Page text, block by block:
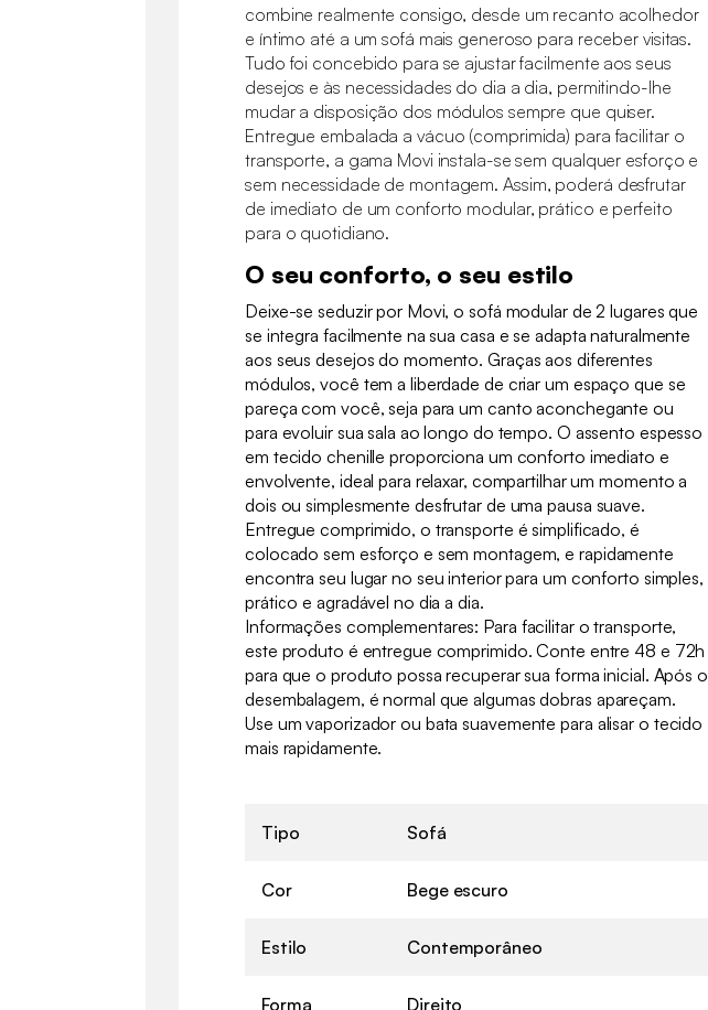
combine realmente consigo, desde um recanto acolhedor
e íntimo até a um sofá mais generoso para receber visitas.
Tudo foi concebido para se ajustar facilmente aos seus
desejos e às necessidades do dia a dia, permitindo-lhe
mudar a disposição dos módulos sempre que quiser.
Entregue embalada a vácuo (comprimida) para facilitar o
transporte, a gama Movi instala-se sem qualquer esforço e
sem necessidade de montagem. Assim, poderá desfrutar
de imediato de um conforto modular, prático e perfeito
para o quotidiano.
O seu conforto, o seu estilo
Deixe-se seduzir por Movi, o sofá modular de 2 lugares que
se integra facilmente na sua casa e se adapta naturalmente
aos seus desejos do momento. Graças aos diferentes
módulos, você tem a liberdade de criar um espaço que se
pareça com você, seja para um canto aconchegante ou
para evoluir sua sala ao longo do tempo. O assento espesso
em tecido chenille proporciona um conforto imediato e
envolvente, ideal para relaxar, compartilhar um momento a
dois ou simplesmente desfrutar de uma pausa suave.
Entregue comprimido, o transporte é simplificado, é
colocado sem esforço e sem montagem, e rapidamente
encontra seu lugar no seu interior para um conforto simples,
prático e agradável no dia a dia.
Informações complementares: Para facilitar o transporte,
este produto é entregue comprimido. Conte entre 48 e 72h
para que o produto possa recuperar sua forma inicial. Após o
desembalagem, é normal que algumas dobras apareçam.
Use um vaporizador ou bata suavemente para alisar o tecido
mais rapidamente.
Tipo Sofá
Cor Bege escuro
Estilo Contemporâneo
Forma Direito